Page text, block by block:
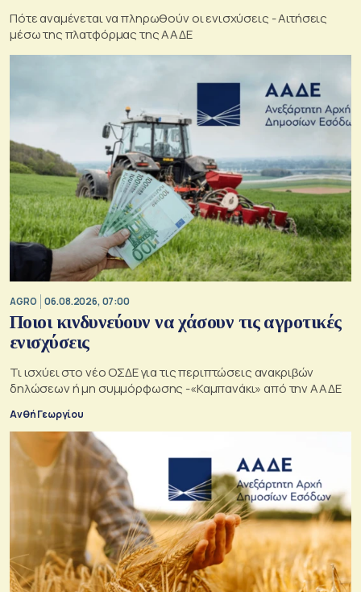
Πότε αναμένεται να πληρωθούν οι ενισχύσεις - Αιτήσεις
μέσω της πλατφόρμας της ΑΑΔΕ
AGRO 06.08.2026, 07:00
Ποιοι κινδυνεύουν να χάσουν τις αγροτικές
ενισχύσεις
Τι ισχύει στο νέο ΟΣΔΕ για τις περιπτώσεις ανακριβών
δηλώσεων ή μη συμμόρφωσης -«Καμπανάκι» από την ΑΑΔΕ
Ανθή Γεωργίου